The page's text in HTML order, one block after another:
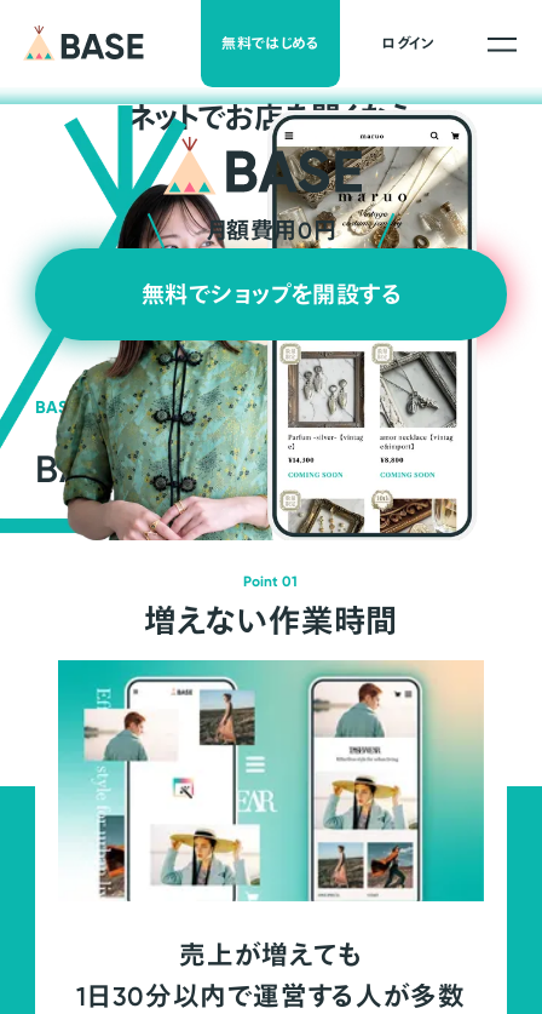
無料ではじめる ログイン
ネットでお店を開くなら
月額費用0円
無料でショップを開設する
BASEの強み
BASEが強い3つの理由
Point 01
増えない作業時間
売上が増えても
1日30分以内で運営する人が多数